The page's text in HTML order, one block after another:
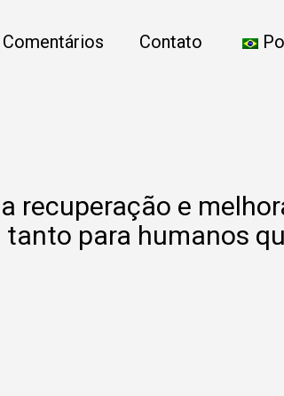
Comentários Contato
recuperação e
para humanos